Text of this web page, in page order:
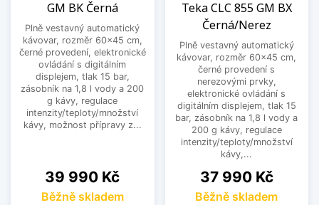
kuchyní, kde je kladen důraz na jednotný vzhled
spotřebičů.
Komfortní ovládání a každodenní
použití
Vestavné kávovary jsou navrženy s ohledem na
pohodlné ovládání a snadnou údržbu. Přehledné
ovládací prvky a promyšlené funkce zajišťují
jednoduchou obsluhu a maximální komfort při
Vyberte si vestavný kávovar, který nabídne
GM BK Černá
Plně vestavný automatický
kávovar, rozměr 60x45 cm,
černé provedení, elektronické
ovládání s digitálním
displejem, tlak 15 bar,
zásobník na 1,8 l vody a 200
g kávy, regulace
intenzity/teploty/množství
kávy, možnost přípravy z...
Cena
39 990 Kč
Běžně skladem
Teka CLC 855 GM BX
Černá/Nerez
Plně vestavný automatický
kávovar, rozměr 60x45 cm,
černé provedení s
nerezovými prvky,
elektronické ovládání s
digitálním displejem, tlak 15
bar, zásobník na 1,8 l vody a
200 g kávy, regulace
intenzity/teploty/množství
kávy,...
Cena
37 990 Kč
Běžně skladem